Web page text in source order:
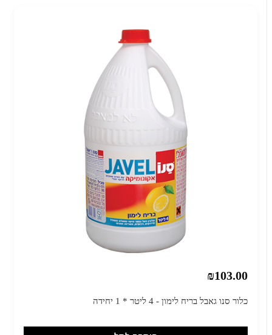
₪103.00
כלור סנו גאבל בריח לימון - 4 ליטר * 1 יחידה